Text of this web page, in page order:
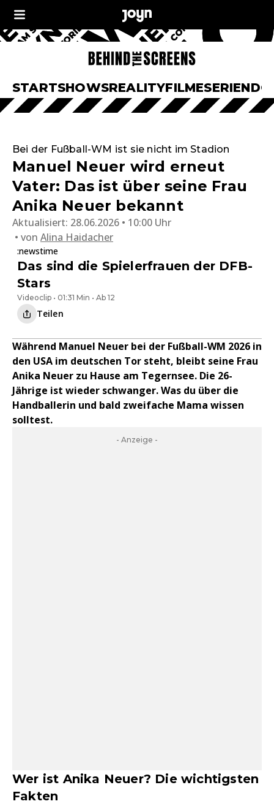
STARTSHOWSREALITYFILMESERIEN
Bei der Fußball-WM ist sie nicht im Stadion
Manuel Neuer wird erneut
Vater: Das ist über seine Frau
Anika Neuer bekannt
Aktualisiert: 28.06.2026 • 10:00 Uhr
von Alina Haidacher
:newstime
Das sind die Spielerfrauen der DFB-
Stars
Videoclip • 01:31 Min • Ab 12
Teilen
Während Manuel Neuer bei der Fußball-WM 2026 in
den USA im deutschen Tor steht, bleibt seine Frau
Anika Neuer zu Hause am Tegernsee. Die 26-
Jährige ist wieder schwanger. Was du über die
Handballerin und bald zweifache Mama wissen
solltest.
- Anzeige -
Wer ist Anika Neuer? Die wichtigsten
Fakten